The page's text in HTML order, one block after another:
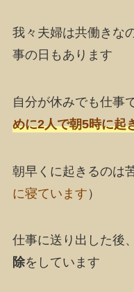
我々夫婦は共働きな
事の日もあります
自分が休みでも仕事
めに2人で朝5時に起
朝早くに起きるのは
に寝ています ）
仕事に送り出した後、
除をしています